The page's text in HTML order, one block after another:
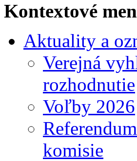
Kontextové
Aktuality a
Verejná
rozhodnutie
Voľby 2026
komisie